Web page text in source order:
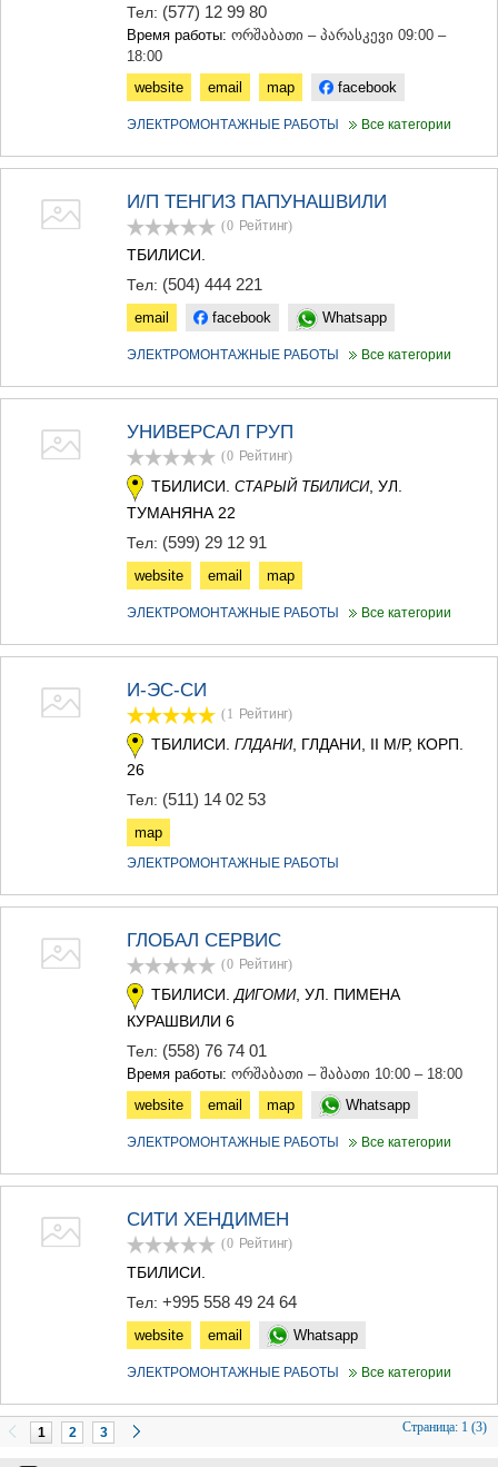
Тел: (577) 12 99 80
Время работы: ორშაბათი – პარასკევი 09:00 –
18:00
website
email map facebook
ЭЛЕКТРОМОНТАЖНЫЕ РАБОТЫ Все категории
И/П ТЕНГИЗ ПАПУНАШВИЛИ
(0 Рейтинг)
ТБИЛИСИ.
Тел: (504) 444 221
email facebook Whatsapp
ЭЛЕКТРОМОНТАЖНЫЕ РАБОТЫ Все категории
УНИВЕРСАЛ ГРУП
(0 Рейтинг)
ТБИЛИСИ. СТАРЫЙ ТБИЛИСИ, УЛ.
ТУМАНЯНА 22
Тел: (599) 29 12 91
website email map
ЭЛЕКТРОМОНТАЖНЫЕ РАБОТЫ Все категории
И-ЭС-СИ
(1 Рейтинг)
ТБИЛИСИ. ГЛДАНИ, ГЛДАНИ, II М/Р, КОРП.
26
Тел: (511) 14 02 53
map
ЭЛЕКТРОМОНТАЖНЫЕ РАБОТЫ
ГЛОБАЛ СЕРВИС
(0 Рейтинг)
ТБИЛИСИ.ДИГОМИ, УЛ. ПИМЕНА
КУРАШВИЛИ 6
Тел: (558) 76 74 01
Время работы: ორშაბათი – შაბათი 10:00 – 18:00
website
email map Whatsapp
ЭЛЕКТРОМОНТАЖНЫЕ РАБОТЫ Все категории
СИТИ ХЕНДИМЕН
(0 Рейтинг)
ТБИЛИСИ.
Тел: +995 558 49 24 64
website email Whatsapp
ЭЛЕКТРОМОНТАЖНЫЕ РАБОТЫ Все категории
1 2 3 Страница: 1 (3)